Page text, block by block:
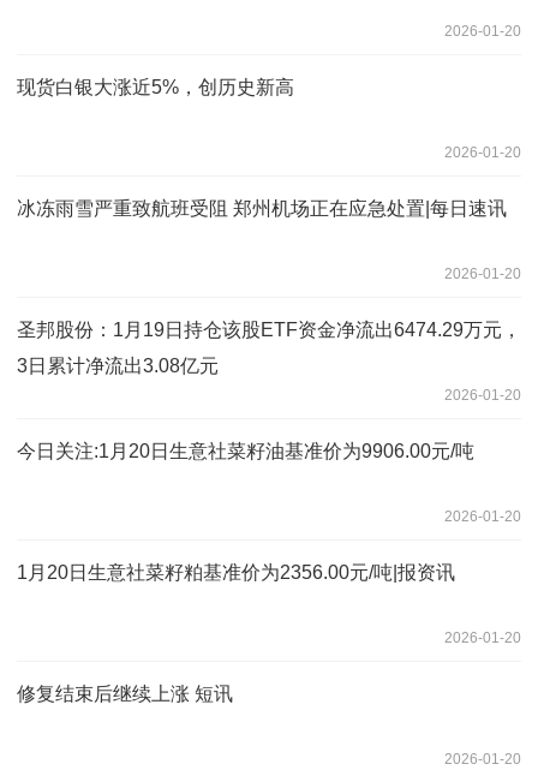
2026-01-20
现货白银大涨近5%，创历史新高
2026-01-20
冰冻雨雪严重致航班受阻 郑州机场正在应急处置|每日速讯
2026-01-20
圣邦股份：1月19日持仓该股ETF资金净流出6474.29万元，
3日累计净流出3.08亿元
2026-01-20
今日关注:1月20日生意社菜籽油基准价为9906.00元/吨
2026-01-20
1月20日生意社菜籽粕基准价为2356.00元/吨|报资讯
2026-01-20
修复结束后继续上涨 短讯
2026-01-20